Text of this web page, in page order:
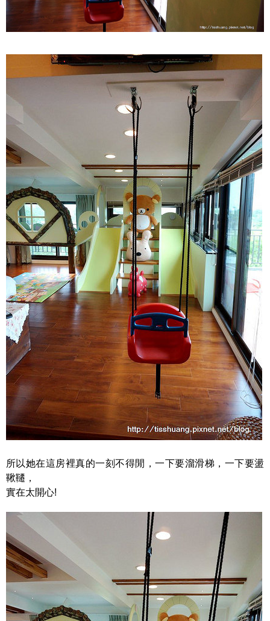
所以她在這房裡真的一刻不得閒，一下要溜滑梯，一下要盪
鞦韆，
實在太開心!